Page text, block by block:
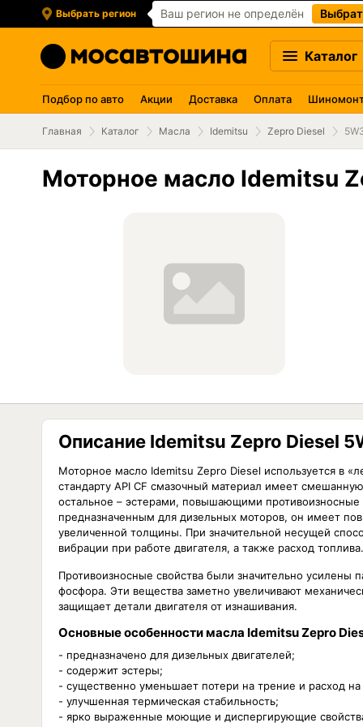
Выбрать регион Ваш регион не определён
Каталог
Подбор по авто Акции Доставка Оплата
Главная Каталог Масла Idemitsu Zepro Diesel
Моторное масло Idemitsu
Описание Idemitsu Zepro Diesel
Моторное масло Idemitsu Zepro Diesel используется в
стандарту API CF смазочный материал имеет
остальное – эстерами, повышающими
предназначенным для дизельных моторов, он имеет
увеличенной толщины. При значительной несущей
вибрации при работе двигателя, а также расход топлива.
Противоизносные свойства были значительно усилены
фосфора. Эти вещества заметно увеличивают
защищает детали двигателя от изнашивания.
Основные особенности масла Idemitsu Zepro
- предназначено для дизельных двигателей;
- содержит эстеры;
- существенно уменьшает потери на трение и расход на
- улучшенная термическая стабильность;
- ярко выраженные моющие и диспергирующие